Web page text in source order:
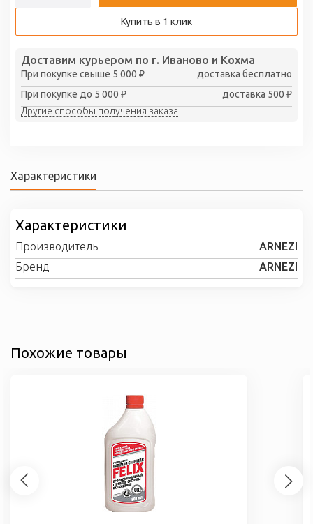
Купить в 1 клик
Доставим курьером по г. Иваново и Кохма
При покупке свыше 5 000 ₽
доставка бесплатно
При покупке до 5 000 ₽
доставка 500 ₽
Другие способы получения заказа
Характеристики
Характеристики
Производитель
ARNEZI
Бренд
ARNEZI
Похожие товары